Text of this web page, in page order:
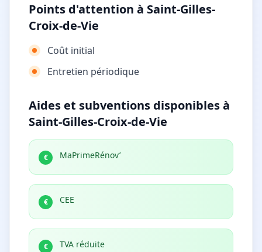
Points d'attention à Saint-Gilles-
Croix-de-Vie
Coût initial
Entretien périodique
Aides et subventions disponibles à
Saint-Gilles-Croix-de-Vie
€ MaPrimeRénov’
€ CEE
€ TVA réduite